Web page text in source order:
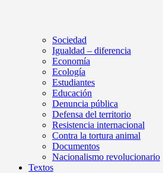
Sociedad
Igualdad – diferencia
Economía
Ecología
Estudiantes
Educación
Denuncia pública
Defensa del territorio
Resistencia internacional
Contra la tortura animal
Documentos
Nacionalismo revolucionario
Textos